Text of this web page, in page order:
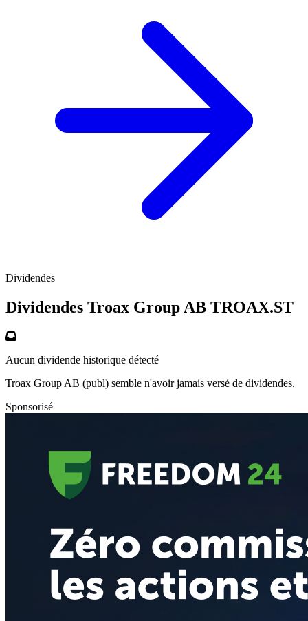
Dividendes
Dividendes Troax Group AB TROAX.ST
Aucun dividende historique détecté
Troax Group AB (publ) semble n'avoir jamais versé de dividendes.
Sponsorisé